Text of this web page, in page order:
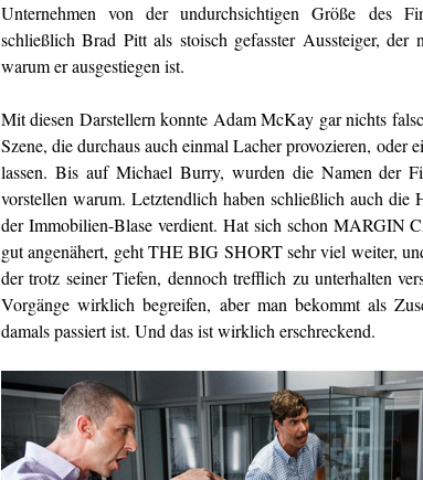
Unternehmen von der undurchsichtigen Größe des
schließlich Brad Pitt als stoisch gefasster Aussteiger,
warum er ausgestiegen ist.
Mit diesen Darstellern konnte Adam McKay gar nichts
Szene, die durchaus auch einmal Lacher provozieren, oder
lassen. Bis auf Michael Burry, wurden die Namen der
vorstellen warum. Letztendlich haben schließlich auch die
der Immobilien-Blase verdient. Hat sich schon MARGIN
gut angenähert, geht THE BIG SHORT sehr viel weiter,
der trotz seiner Tiefen, dennoch trefflich zu unterhalten
Vorgänge wirklich begreifen, aber man bekommt als
damals passiert ist. Und das ist wirklich erschreckend.